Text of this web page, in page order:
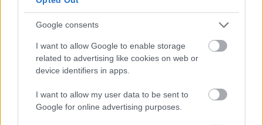
Google consents
I want to allow Google to enable storage
related to advertising like cookies on web or
device identifiers in apps.
I want to allow my user data to be sent to
Google for online advertising purposes.
Biciklis videóklipek - ami kimaradt a
TOP20-ból
2010. december 01.